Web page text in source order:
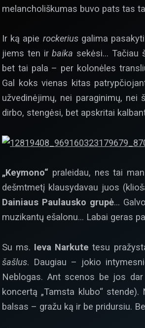
melancholiškumas buvo pats tas
Ir ką apie rockeriusgalima
jiems ten irbaika sekėsi… Tačiau
bet tai pala – per kolonėles
Gal koks vienas kitas
užvedinėjimų, nei paraginimų, nei
dirbo, stengėsi, bet apskritai
„Keymono“ praleidau, nes tai
dešmtmetį klausydavau juos
Dainiaus Paulausko grupė…
muzikantų ešalonu… Labai geras
Su ms. Ieva Narkute tesu
šašlus. Daugiau – jokio
Neblogas. Ant scenos be jos
koncertą „Tamsta klubo“
balsas – gražu ką ir be pridursiu.